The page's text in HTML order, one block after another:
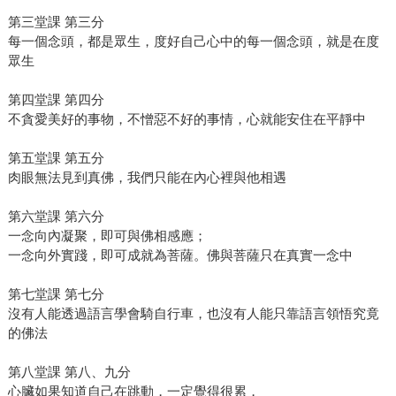
第三堂課 第三分
每一個念頭，都是眾生，度好自己心中的每一個念頭，就是在度
眾生
第四堂課 第四分
不貪愛美好的事物，不憎惡不好的事情，心就能安住在平靜中
第五堂課 第五分
肉眼無法見到真佛，我們只能在內心裡與他相遇
第六堂課 第六分
一念向內凝聚，即可與佛相感應；
一念向外實踐，即可成就為菩薩。佛與菩薩只在真實一念中
第七堂課 第七分
沒有人能透過語言學會騎自行車，也沒有人能只靠語言領悟究竟
的佛法
第八堂課 第八、九分
心臟如果知道自己在跳動，一定覺得很累，